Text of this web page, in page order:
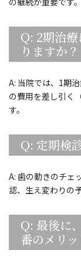
Q: 2期治
りますか？
A: 当院では、1期
の費用を差し引く
す。
Q: 定期検
A: 歯の動きのチェ
認、生え変わりの
Q: 最後に
番のメリ